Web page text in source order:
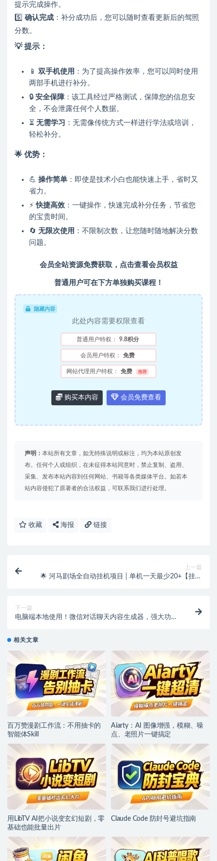
提示完成操作。
5️⃣ 确认完成 ：补分成功后，您可以随时查看更新后的驾照
分数。
💡 提示：
📱 双手机使用 ：为了提高操作效率，您可以同时使用
两部手机进行补分。
🔒 安全保障 ：该工具经过严格测试，保障您的信息安
全，不会泄露任何个人数据。
⏳ 无需学习 ：无需像传统方式一样进行学法或培训，
轻松补分。
🌟 优势：
💪 操作简单 ：即使是技术小白也能快速上手，省时又
省力。
⚡快捷高效 ：一键操作，快速完成补分任务，节省您
的宝贵时间。
🔄 无限次使用 ：不限制次数，让您随时随地解决分数
问题。
会员全站资源免费获取，点击查看会员权益
普通用户可在下方单独购买课程！
隐藏内容
此处内容需要权限查看
普通用户特权： 9.8积分
会员用户特权： 免费
网站代理用户特权： 免费 推荐
购买本内容 会员免费查看
声明： 本站所有文章，如无特殊说明或标注，均为本站原创发
布。任何个人或组织，在未征得本站同意时，禁止复制、盗用、
采集、发布本站内容到任何网站、书籍等各类媒体平台。如若本
站内容侵犯了原著者的合法权益，可联系我们进行处理。
收藏 海报 链接
上一篇
🌟 河马剧场全自动挂机项目 | 单机一天最少20+【挂机
下一篇
电脑端本地使用！微信对话聊天内容生成器，强大功能
相关文章
百万赞漫剧工作流：不用抽卡的
智能体Skill
Aiarty：AI 图像增强，模糊、噪
点、老照片一键搞定
用LibTV AI把小说变玄幻短剧，零
基础也能批量出片
Claude Code 防封号避坑指南